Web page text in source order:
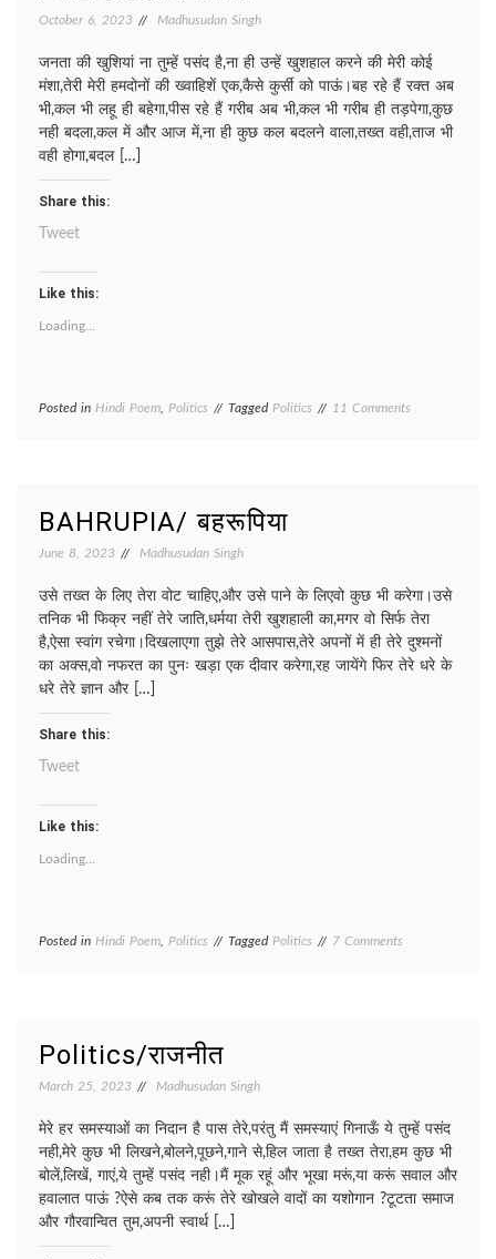
October 6, 2023 Madhusudan Singh
जनता की खुशियां ना तुम्हें पसंद है,ना ही उन्हें खुशहाल करने की मेरी कोई
मंशा,तेरी मेरी हमदोनों की ख्वाहिशें एक,कैसे कुर्सी को पाऊं।बह रहे हैं रक्त अब
भी,कल भी लहू ही बहेगा,पीस रहे हैं गरीब अब भी,कल भी गरीब ही तड़पेगा,कुछ
नही बदला,कल में और आज में,ना ही कुछ कल बदलने वाला,तख्त वही,ताज भी
वही होगा,बदल […]
Share this:
Tweet
Like this:
Loading...
Posted in Hindi Poem Politics Tagged Politics 11 Comments
BAHRUPIA/ बहरूपिया
June 8, 2023 Madhusudan Singh
उसे तख्त के लिए तेरा वोट चाहिए,और उसे पाने के लिएवो कुछ भी करेगा।उसे
तनिक भी फिक्र नहीं तेरे जाति,धर्मया तेरी खुशहाली का,मगर वो सिर्फ तेरा
है,ऐसा स्वांग रचेगा।दिखलाएगा तुझे तेरे आसपास,तेरे अपनों में ही तेरे दुश्मनों
का अक्स,वो नफरत का पुनः खड़ा एक दीवार करेगा,रह जायेंगे फिर तेरे धरे के
धरे तेरे ज्ञान और […]
Share this:
Tweet
Like this:
Loading...
Posted in Hindi Poem Politics Tagged Politics 7 Comments
Politics/राजनीत
March 25, 2023 Madhusudan Singh
मेरे हर समस्याओं का निदान है पास तेरे,परंतु मैं समस्याएं गिनाऊँ ये तुम्हें पसंद
नही,मेरे कुछ भी लिखने,बोलने,पूछने,गाने से,हिल जाता है तख्त तेरा,हम कुछ भी
बोलें,लिखें, गाएं,ये तुम्हें पसंद नही।मैं मूक रहूं और भूखा मरूं,या करूं सवाल और
हवालात पाऊं ?ऐसे कब तक करूं तेरे खोखले वादों का यशोगान ?टूटता समाज
और गौरवान्वित तुम,अपनी स्वार्थ […]